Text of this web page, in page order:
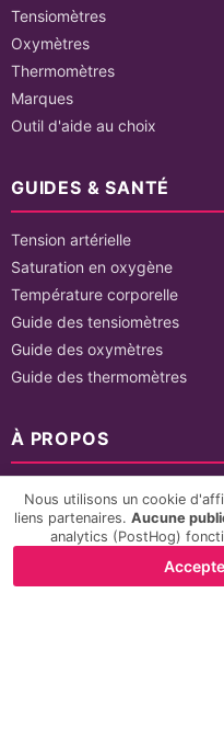
Tensiomètres
Oxymètres
Thermomètres
Marques
Outil d'aide au choix
GUIDES & SANTÉ
Tension artérielle
Saturation en oxygène
Température corporelle
Guide des tensiomètres
Guide des oxymètres
Guide des thermomètres
À PROPOS
À propos de Mezurilo
Nous contacter
LÉGALES
Nous utilisons un cookie
liens partenaires. Aucune
analytics (PostHog)